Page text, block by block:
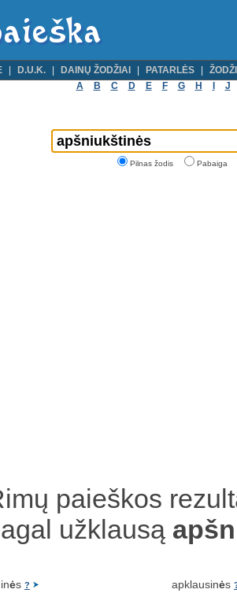
D.U.K. DAINŲ ŽODŽIAI PATARLĖS
A
B C D E F G H J
Pilnas žodis Pabaiga
paieškos
užklausą
ės ? apklausinės